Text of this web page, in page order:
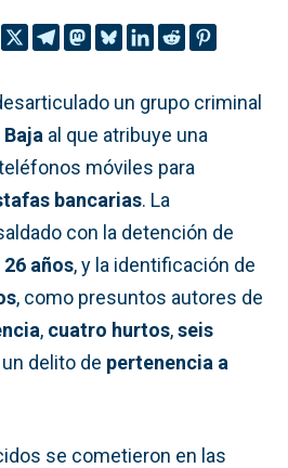
un grupo criminal
al que atribuye una
móviles para
bancarias. La
con la detención de
26 años, y la identificación de
, como presuntos autores de
, cuatro hurtos,seis
delito de pertenencia a
se cometieron en las